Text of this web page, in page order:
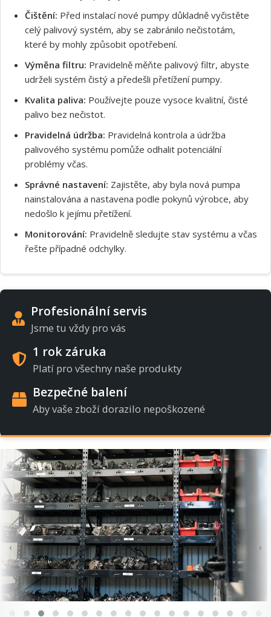
Čištění: Před instalací nové pumpy důkladně vyčistěte
celý palivový systém, aby se zabránilo nečistotám,
které by mohly způsobit opotřebení.
Výměna filtru: Pravidelně měňte palivový filtr, abyste
udrželi systém čistý a předešli přetížení pumpy.
Kvalita paliva: Používejte pouze vysoce kvalitní, čisté
palivo bez nečistot.
Pravidelná údržba: Pravidelná kontrola a údržba
palivového systému pomůže odhalit potenciální
problémy včas.
Správné nastavení: Zajistěte, aby byla nová pumpa
nainstalována a nastavena podle pokynů výrobce, aby
nedošlo k jejímu přetížení.
Monitorování: Pravidelně sledujte stav systému a včas
řešte případné odchylky.
Profesionální servis
Jsme tu vždy pro vás
1 rok záruka
Platí pro všechny naše produkty
Bezpečné balení
Aby vaše zboží dorazilo nepoškozené
‹ ›
Souhlasím s GDPR